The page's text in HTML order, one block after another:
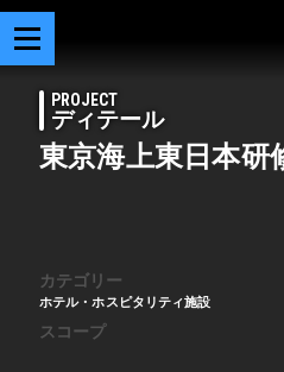
PROJECT
ディテール
東京海上東日本研
カテゴリー
ホテル・ホスピタリティ施設
スコープ